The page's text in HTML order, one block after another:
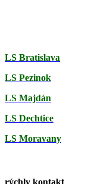
LS Bratislava
LS Pezinok
LS Majdán
LS Dechtice
LS Moravany
rýchly kontakt